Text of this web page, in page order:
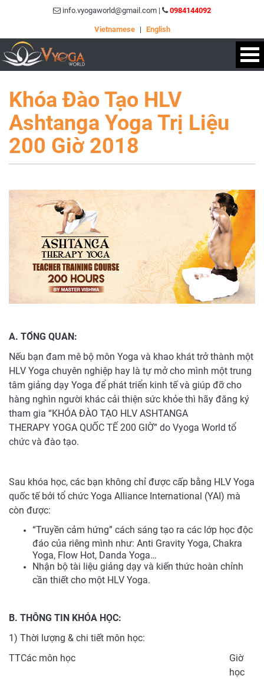
info.vyogaworld@gmail.com | 0984144092
Vietnamese | English
Khóa Đào Tạo HLV
Ashtanga Yoga Trị Liệu
200 Giờ 2018
A. TỔNG QUAN:
Nếu bạn đam mê bộ môn Yoga và khao khát trở thành một
HLV Yoga chuyên nghiệp hay là tự mở cho mình một trung
tâm giảng dạy Yoga để phát triển kinh tế và giúp đỡ cho
hàng nghìn người khác cải thiện sức khỏe thì hãy đăng ký
tham gia “KHÓA ĐÀO TẠO HLV ASHTANGA
THERAPY YOGA QUỐC TẾ 200 GIỜ” do Vyoga World tổ
chức và đào tạo.
Sau khóa học, các bạn không chỉ được cấp bằng HLV Yoga
quốc tế bởi tổ chức Yoga Alliance International (YAI) mà
còn được:
“Truyền cảm hứng” cách sáng tạo ra các lớp học độc
đáo của riêng mình như: Anti Gravity Yoga, Chakra
Yoga, Flow Hot, Danda Yoga…
Nhận bộ tài liệu giảng dạy và kiến thức hoàn chỉnh
cần thiết cho một HLV Yoga.
B. THÔNG TIN KHÓA HỌC:
1) Thời lượng & chi tiết môn học:
TTCác môn học
Giờ
học